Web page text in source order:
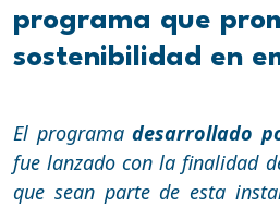
programa que
sostenibilidad en
El programadesarrollado
fue lanzado con la finalidad
que sean parte de esta